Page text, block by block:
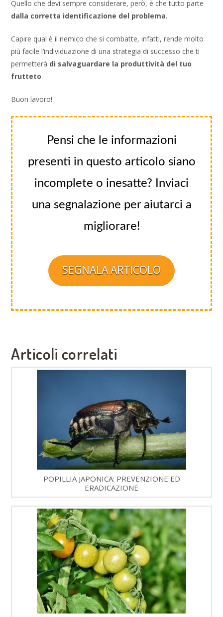
Quello che devi sempre considerare, però, è che tutto parte
dalla corretta identificazione del problema.
Capire qual è il nemico che si combatte, infatti, rende molto
più facile l’individuazione di una strategia di successo che ti
permetterà di salvaguardare la produttività del tuo
frutteto.
Buon lavoro!
Pensi che le informazioni
presenti in questo articolo siano
incomplete o inesatte? Inviaci
una segnalazione per aiutarci a
migliorare!
SEGNALA ARTICOLO
Articoli correlati
POPILLIA JAPONICA: PREVENZIONE ED
ERADICAZIONE